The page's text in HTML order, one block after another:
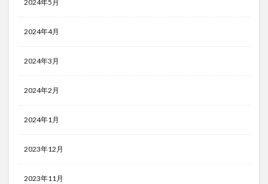
2024年5月
2024年4月
2024年3月
2024年2月
2024年1月
2023年12月
2023年11月